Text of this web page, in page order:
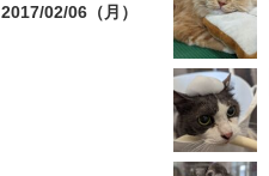
2017/02/06（月）